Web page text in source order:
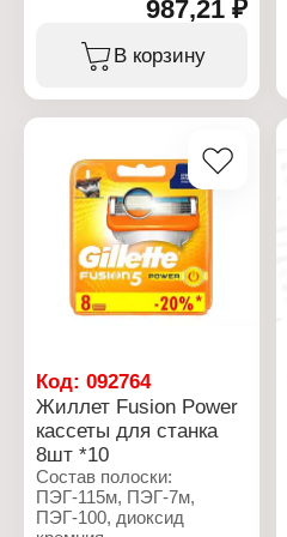
трис (ди-трет-бутил)
фосфит,
бутилгидрокситолуол,
Торговая марка: Gillette
Серия: Mach3
Тип товара: Станок
Назначение: для бритья
Особенность: с
увлажняющей полоской
Количество лезвий: 3
лезвия
Комплектация: станок, 2
987,21 ₽
В корзину
Код: 092764
Жиллет Fusion Power
кассеты для станка
8шт *10
Состав полоски:
ПЭГ-115м, ПЭГ-7м,
ПЭГ-100, диоксид